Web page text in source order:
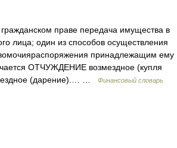
праве передача имущества в
лица; один из способов осуществления
принадлежащим ему
ОТЧУЖДЕНИЕ возмездное (купля
(дарение).… …
Финансовый словарь